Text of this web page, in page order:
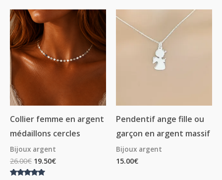
Collier femme en argent
médaillons cercles
Bijoux argent
26.00€ 19.50€
Pendentif ange fille ou
garçon en argent massif
Bijoux argent
15.00€